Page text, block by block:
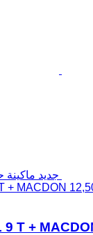
+ MACDON
T +